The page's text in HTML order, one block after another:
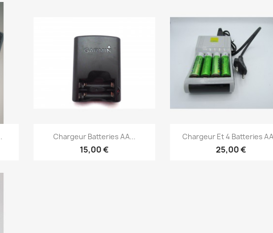
Aperçu rapide
Chargeur Batteries AA...
15,00 €
Aperçu rapide
Chargeur Et 4 Batteries
25,00 €